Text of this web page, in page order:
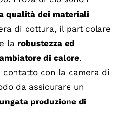
qualità dei materiali
di cottura, il particolare
la robustezza ed
di calore.
contatto con la camera di
da assicurare un
produzione di